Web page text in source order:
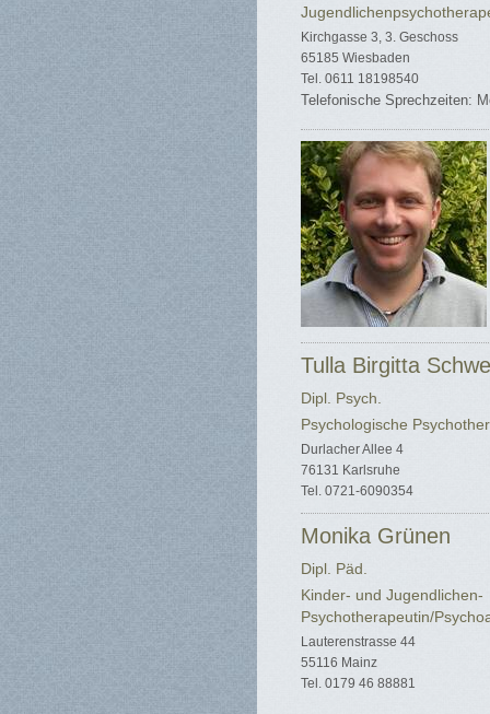
Kirchgasse 3, 3. Geschoss
65185 Wiesbaden
Tel. 0611 18198540
Telefonische Sprechzeiten:
Tulla Birgitta
Dipl. Psych.
Psychologische
Durlacher Allee 4
76131 Karlsruhe
Tel. 0721-6090354
Monika Grünen
Dipl. Päd.
Kinder- und Jugendlichen-
Psychotherapeutin/
Lauterenstrasse 44
55116 Mainz
Tel. 0179 46 88881